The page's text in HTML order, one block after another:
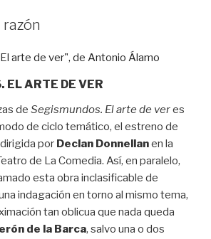
razón
EL ARTE DE VER
de Segismundos. El arte de veres
de ciclo temático, el estreno de
por Declan Donnellanen la
de La Comedia. Así, en paralelo,
esta obra inclasificable de
indagación en torno al mismo tema,
tan oblicua que nada queda
de la Barca, salvo una o dos